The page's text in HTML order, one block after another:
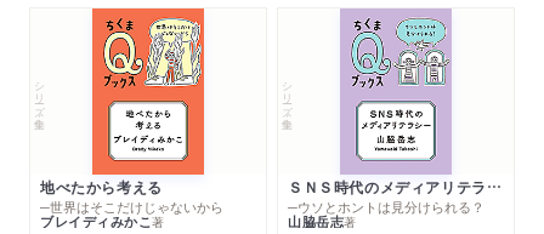
シリーズ・全集
地べたから考える
─世界はそこだけじゃないから
ブレイディみかこ著
シリーズ・全集
ＳＮＳ時代のメディアリテラシー
─ウソとホントは見分けられる？
山脇岳志著